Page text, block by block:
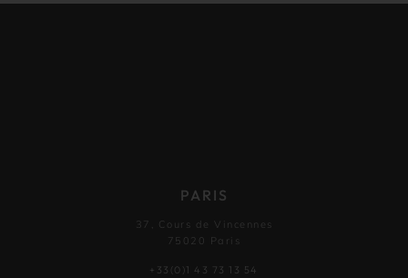
PARIS
37, Cours de Vincennes
75020 Paris
+33(0)1 43 73 13 54